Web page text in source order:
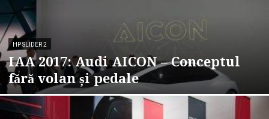
HP SLIDER 2
IAA 2017: Audi AICON – Conceptul
fără volan și pedale